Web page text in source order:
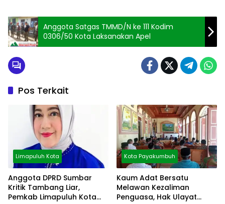
Anggota Satgas TMMD/N ke 111 Kodim
0306/50 Kota Laksanakan Apel
Pos Terkait
Limapuluh Kota
Anggota DPRD Sumbar
Kritik Tambang Liar,
Pemkab Limapuluh Kota
Kota Payakumbuh
Kaum Adat Bersatu
Melawan Kezaliman
Penguasa, Hak Ulayat